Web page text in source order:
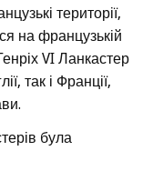
території,
на французькій
VI Ланкастер
так і Франції,
була